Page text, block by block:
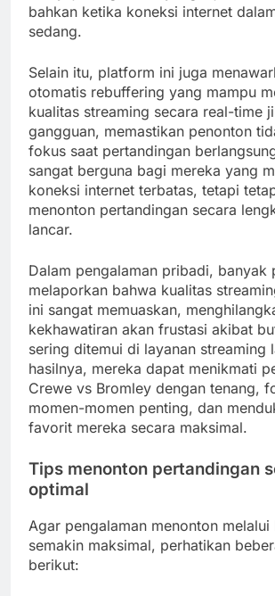
bahkan ketika koneksi internet
sedang.
Selain itu, platform ini juga
otomatis rebuffering yang mampu
kualitas streaming secara real-time
gangguan, memastikan penonton
fokus saat pertandingan
sangat berguna bagi mereka yang
koneksi internet terbatas, tetapi
menonton pertandingan secara
lancar.
Dalam pengalaman pribadi, banyak
melaporkan bahwa kualitas
ini sangat memuaskan,
kekhawatiran akan frustasi akibat
sering ditemui di layanan streaming
hasilnya, mereka dapat menikmati
Crewe vs Bromley dengan tenang,
momen-momen penting, dan
favorit mereka secara maksimal.
Tips menonton pertandingan
optimal
Agar pengalaman menonton melalui
semakin maksimal, perhatikan
berikut: